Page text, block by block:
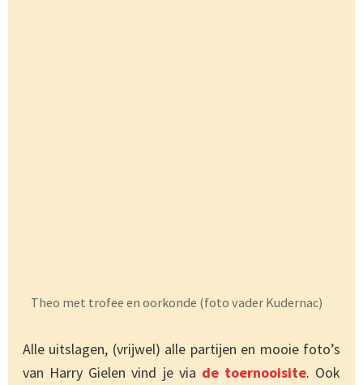
Theo met trofee en oorkonde (foto vader Kudernac)
Alle uitslagen, (vrijwel) alle partijen en mooie foto’s
van Harry Gielen vind je via de toernooisite. Ook